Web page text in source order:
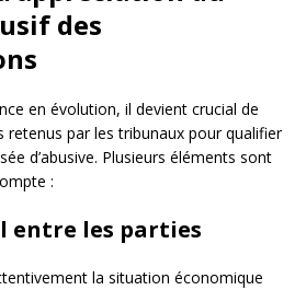
des
en évolution, il devient crucial de
retenus par les tribunaux pour qualifier
d’abusive. Plusieurs éléments sont
:
entre les parties
la situation économique